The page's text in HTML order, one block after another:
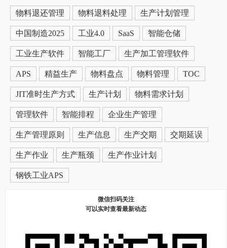
物料退还管理 物料退料处理 生产计划管理
中国制造2025 工业4.0 SaaS 智能仓储
工业生产软件 智能工厂 生产加工管理软件
APS 精益生产 物料盘点 物料管理 TOC
JIT准时生产方式 生产计划 物料需求计划
管理软件 智能排程 企业生产管理
生产管理原则 生产信息 生产交期 交期延误
生产作业 生产瓶颈 生产作业计划
钢铁工业APS
微信扫码关注
可以实时查看最新动态